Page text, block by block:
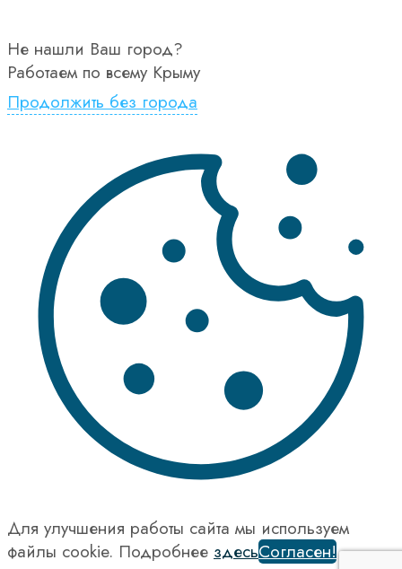
Не нашли Ваш город?
Работаем по всему Крыму
Продолжить без города
Для улучшения работы сайта мы используем
файлы cookie. Подробнее здесьСогласен!